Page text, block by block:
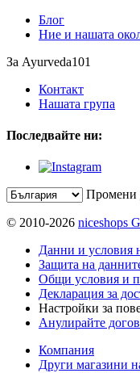
Блог
Ние и нашата
За Ayurveda101
Контакт
Нашата група
Последвайте ни:
Промени
© 2010-2026 niceshops
Данни и условия
Защита на
Общи условия и
Декларация за
Настройки за
Анулирайте
Компания
Други магазини